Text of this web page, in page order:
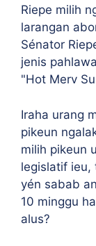
Riepe milih
larangan
Sénator
jenis
"Hot Merv
Iraha urang
pikeun
milih pikeun
legislatif ieu,
yén sabab
10 minggu
alus?